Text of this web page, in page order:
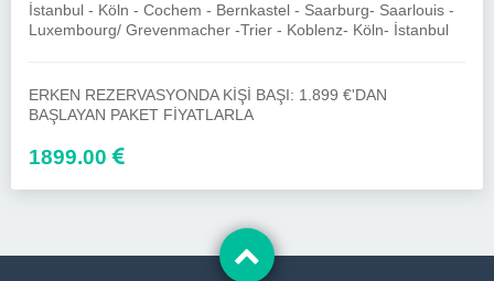
İstanbul - Köln - Cochem - Bernkastel - Saarburg- Saarlouis -
Luxembourg/ Grevenmacher -Trier - Koblenz- Köln- İstanbul
ERKEN REZERVASYONDA KİŞİ BAŞI: 1.899 €'DAN
BAŞLAYAN PAKET FİYATLARLA
1899.00